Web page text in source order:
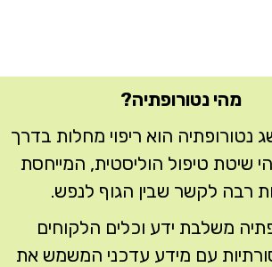
מהי נטורופתיה?
נטורופתיה הוא ריפוי מחלות בדרך
שיטת טיפול הוליסטית, המייחסת
רבה לקשר שבין הגוף לנפש.
משלבת ידע וכלים הלקוחים
עם מידע עדכני המשמש את